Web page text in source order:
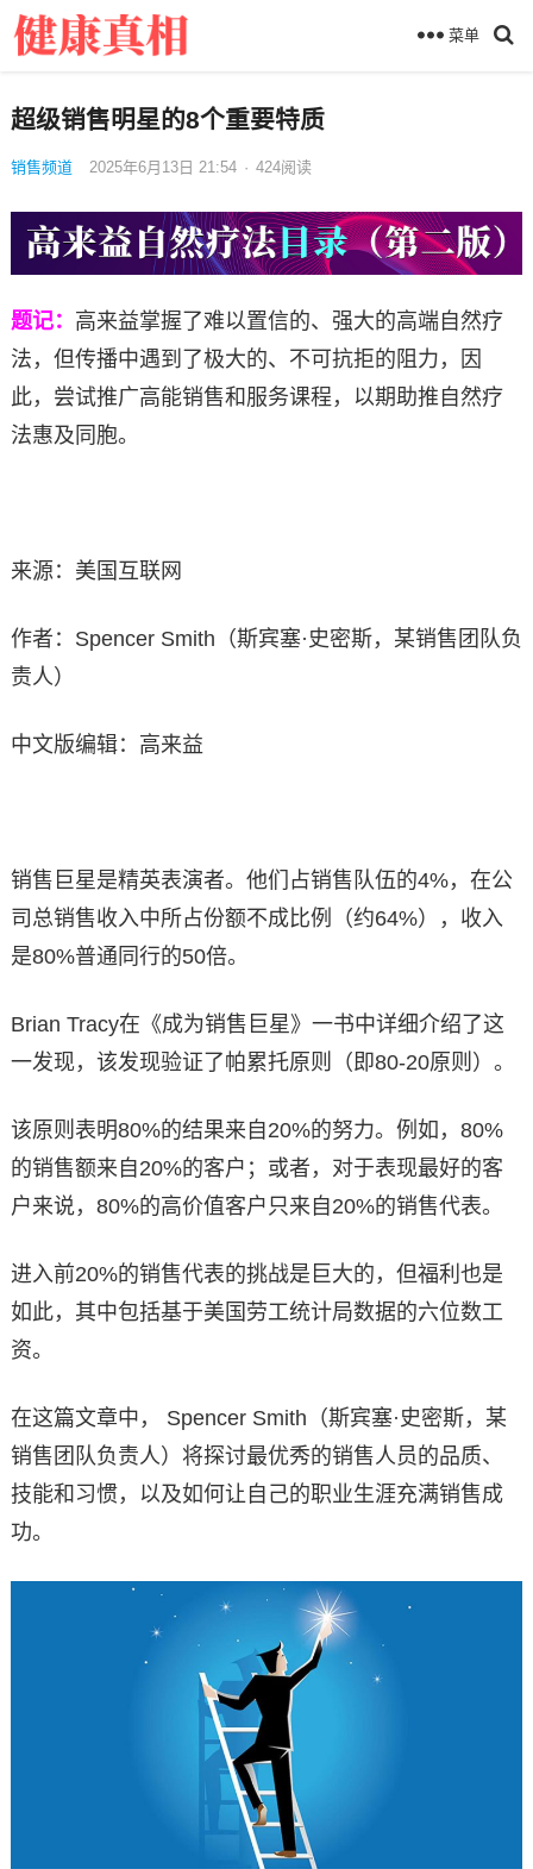
菜单
超级销售明星的8个重要特质
销售频道 2025年6月13日 21:54 · 424阅读
题记： 高来益掌握了难以置信的、强大的高端自然疗
法，但传播中遇到了极大的、不可抗拒的阻力，因
此，尝试推广高能销售和服务课程，以期助推自然疗
法惠及同胞。
来源：美国互联网
作者：Spencer Smith（斯宾塞·史密斯，某销售团队负
责人）
中文版编辑：高来益
销售巨星是精英表演者。他们占销售队伍的4%，在公
司总销售收入中所占份额不成比例（约64%），收入
是80%普通同行的50倍。
Brian Tracy在《成为销售巨星》一书中详细介绍了这
一发现，该发现验证了帕累托原则（即80-20原则）。
该原则表明80%的结果来自20%的努力。例如，80%
的销售额来自20%的客户；或者，对于表现最好的客
户来说，80%的高价值客户只来自20%的销售代表。
进入前20%的销售代表的挑战是巨大的，但福利也是
如此，其中包括基于美国劳工统计局数据的六位数工
资。
在这篇文章中， Spencer Smith（斯宾塞·史密斯，某
销售团队负责人）将探讨最优秀的销售人员的品质、
技能和习惯，以及如何让自己的职业生涯充满销售成
功。